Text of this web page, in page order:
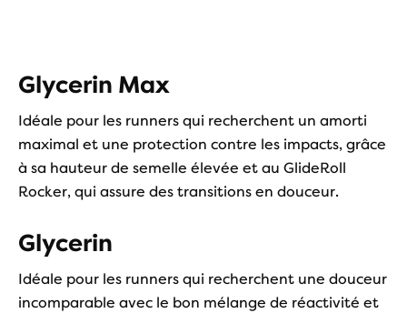
Glycerin Max
Idéale pour les runners qui recherchent un amorti
maximal et une protection contre les impacts, grâce
à sa hauteur de semelle élevée et au GlideRoll
Rocker, qui assure des transitions en douceur.
Glycerin
Idéale pour les runners qui recherchent une douceur
incomparable avec le bon mélange de réactivité et